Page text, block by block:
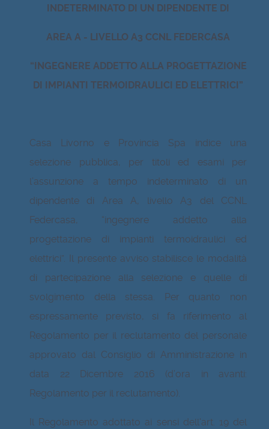
INDETERMINATO DI UN DIPENDENTE DI
AREA A - LIVELLO A3 CCNL FEDERCASA
“INGEGNERE ADDETTO ALLA PROGETTAZIONE
DI IMPIANTI TERMOIDRAULICI ED ELETTRICI”
Casa Livorno e Provincia Spa indice una
selezione pubblica, per titoli ed esami per
l’assunzione a tempo indeterminato di un
dipendente di Area A, livello A3 del CCNL
Federcasa, “ingegnere addetto alla
progettazione di impianti termoidraulici ed
elettrici”. Il presente avviso stabilisce le modalità
di partecipazione alla selezione e quelle di
svolgimento della stessa. Per quanto non
espressamente previsto, si fa riferimento al
Regolamento per il reclutamento del personale
approvato dal Consiglio di Amministrazione in
data 22 Dicembre 2016 (d’ora in avanti:
Regolamento per il reclutamento).
Il Regolamento adottato ai sensi dell'art. 19 del